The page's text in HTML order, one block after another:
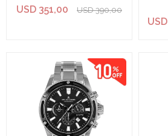
USD 351,00 USD 390,00
USD